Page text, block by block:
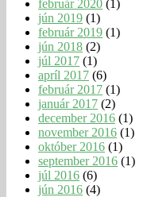
február 2020 (1)
jún 2019 (1)
február 2019 (1)
jún 2018 (2)
júl 2017 (1)
apríl 2017 (6)
február 2017 (1)
január 2017 (2)
december 2016 (1)
november 2016 (1)
október 2016 (1)
september 2016 (1)
júl 2016 (6)
jún 2016 (4)